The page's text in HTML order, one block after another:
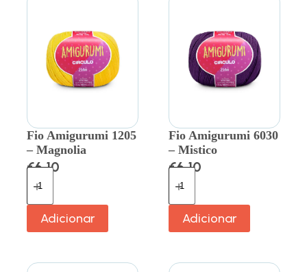
Fio Amigurumi 1205
– Magnolia
€6.10
Adicionar
Fio Amigurumi 6030
– Mistico
€6.10
Adicionar